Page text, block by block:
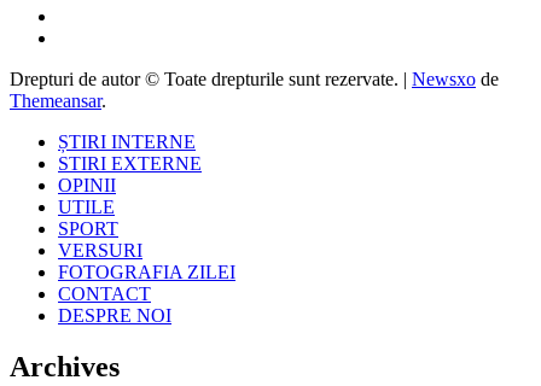
Drepturi de autor © Toate drepturile sunt rezervate. | Newsxo de
Themeansar.
ȘTIRI INTERNE
STIRI EXTERNE
OPINII
UTILE
SPORT
VERSURI
FOTOGRAFIA ZILEI
CONTACT
DESPRE NOI
Archives